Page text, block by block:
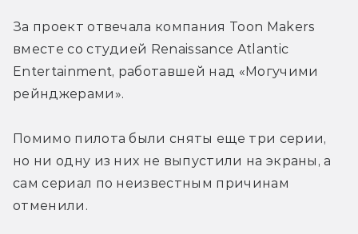
За проект отвечала компания Toon Makers
вместе со студией Renaissance Atlantic
Entertainment, работавшей над «Могучими
рейнджерами».
Помимо пилота были сняты еще три серии,
но ни одну из них не выпустили на экраны, а
сам сериал по неизвестным причинам
отменили.